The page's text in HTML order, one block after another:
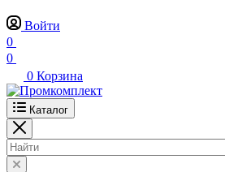
Войти
0
0
0 Корзина
Каталог